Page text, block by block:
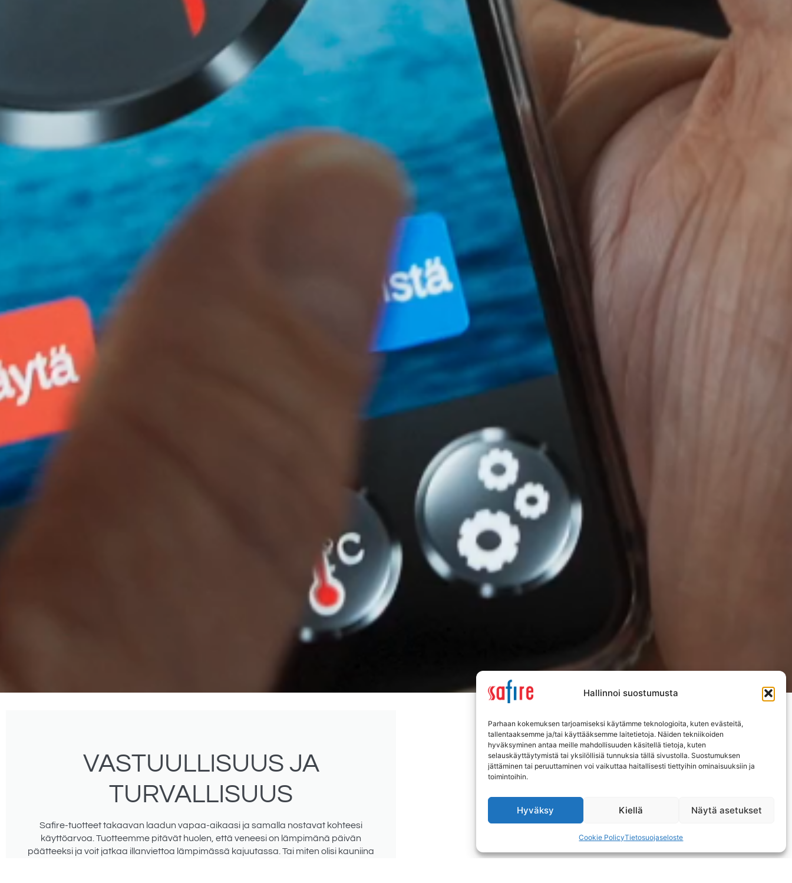
Hallinnoi suostumusta
Parhaan kokemuksen tarjoamiseksi käytämme teknologioita, kuten evästeitä,
tallentaaksemme ja/tai käyttääksemme laitetietoja. Näiden tekniikoiden
hyväksyminen antaa meille mahdollisuuden käsitellä tietoja, kuten
selauskäyttäytymistä tai yksilöllisiä tunnuksia tällä sivustolla. Suostumuksen
jättäminen tai peruuttaminen voi vaikuttaa haitallisesti tiettyihin ominaisuuksiin ja
toimintoihin.
Hyväksy Kiellä Näytä asetukset
Cookie PolicyTietosuojaseloste
VASTUULLISUUS JA
TURVALLISUUS
Safire-tuotteet takaavan laadun vapaa-aikaasi ja samalla nostavat kohteesi
käyttöarvoa. Tuotteemme pitävät huolen, että veneesi on lämpimänä päivän
päätteeksi ja voit jatkaa illanviettoa lämpimässä kajuutassa. Tai miten olisi kauniina